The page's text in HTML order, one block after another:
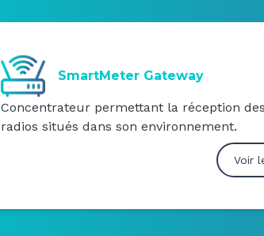
SmartMeter Gateway
Concentrateur permettant la réception
radios situés dans son environnement.
Voir